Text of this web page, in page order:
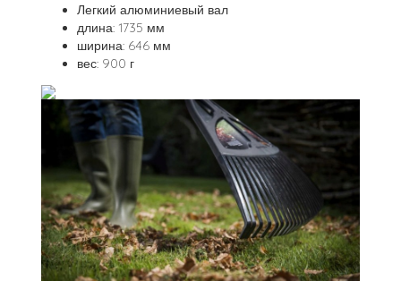
Легкий алюминиевый вал
длина: 1735 мм
ширина: 646 мм
вес: 900 г